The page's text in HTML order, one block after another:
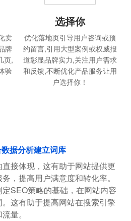
卖
牌
页,
验
选择你
优化落地页引导用户咨询或预
约留言,引用大型案例或权威报
道彰显品牌实力,关注用户需求
和反馈,不断优化产品服务让用
户选择你！
据分析建立词库
接体现，这有助于网站提供更
，提高用户满意度和转化率。
SEO策略的基础，在网站内容
这有助于提高网站在搜索引擎
量。